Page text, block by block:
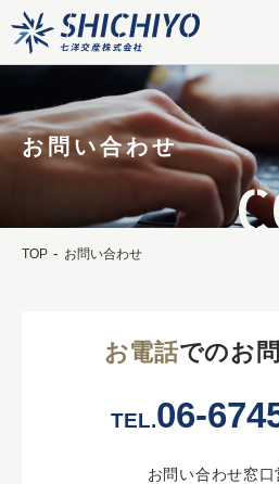
お問い合わせ
TOP お問い合わせ
お電話でのお
TEL.06-
お問い合わせ窓口